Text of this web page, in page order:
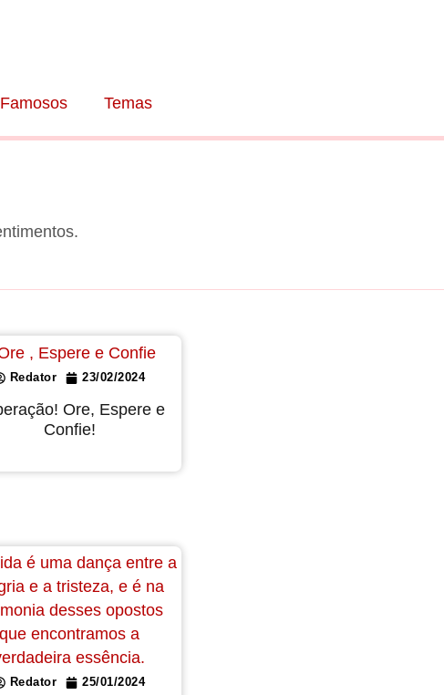
Famosos Temas
Redator 23/02/2024
Ore, Espere e
Confie!
Redator 25/01/2024